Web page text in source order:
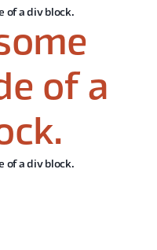
of a div block.
of a
of a div block.